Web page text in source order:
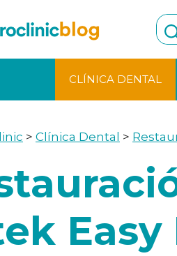
CLÍNICA DENTAL
> Clínica Dental >